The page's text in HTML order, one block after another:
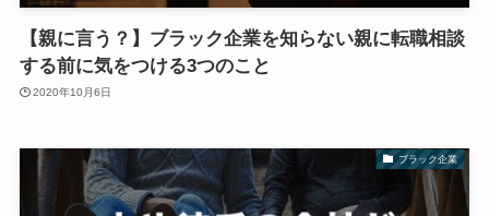
【親に言う？】ブラック企業を知らない親に転職相談
する前に気をつける3つのこと
2020年10月6日
ブラック企業